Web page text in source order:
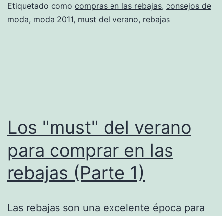
Etiquetado como compras en las rebajas, consejos de
moda, moda 2011, must del verano, rebajas
Los "must" del verano
para comprar en las
rebajas (Parte 1)
Las rebajas son una excelente época para